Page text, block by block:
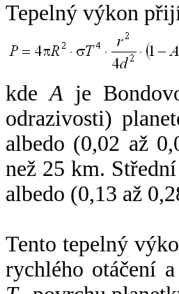
Tepelný výkon
kdeA je
odrazivosti)
albedo (0,02 až
než 25 km.
albedo (0,13 až
Tento tepelný
rychlého otáčení